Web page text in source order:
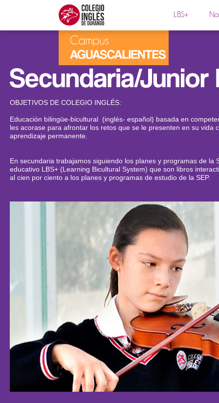
OBJETIVOS DE COLEGIO INGLÉS:
Educación bilingüe-bicultural (inglés- español) basada en
les acorase para afrontar los retos que se le presenten en su
aprendizaje permanente.
En secundaria trabajamos siguiendo los planes y programas de
educativo LBS+ (Learning Bicultural System) que son libros
al cien por ciento a los planes y programas de estudio de la SEP.
LBS+